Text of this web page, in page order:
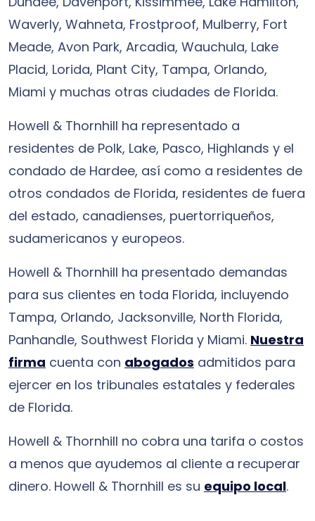
Waverly, Wahneta, Frostproof, Mulberry, Fort
Meade, Avon Park, Arcadia, Wauchula, Lake
Placid, Lorida, Plant City, Tampa, Orlando,
Miami y muchas otras ciudades de Florida.
Howell & Thornhill ha representado a
residentes de Polk, Lake, Pasco, Highlands y el
condado de Hardee, así como a residentes de
otros condados de Florida, residentes de fuera
del estado, canadienses, puertorriqueños,
sudamericanos y europeos.
Howell & Thornhill ha presentado demandas
para sus clientes en toda Florida, incluyendo
Tampa, Orlando, Jacksonville, North Florida,
Panhandle, Southwest Florida y Miami. Nuestra
firma cuenta con abogados admitidos para
ejercer en los tribunales estatales y federales
de Florida.
Howell & Thornhill no cobra una tarifa o costos
a menos que ayudemos al cliente a recuperar
dinero. Howell & Thornhill es su equipo local.